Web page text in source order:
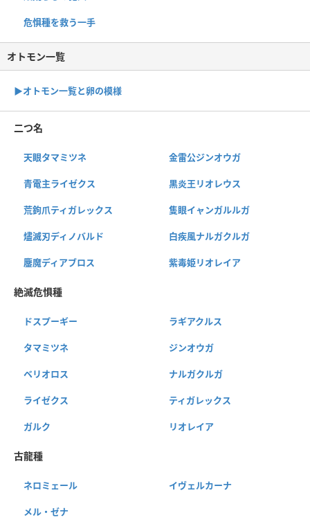
危惧種を救う一手
オトモン一覧
▶︎オトモン一覧と卵の模様
二つ名
天眼タマミツネ 金雷公ジンオウガ
青電主ライゼクス 黒炎王リオレウス
荒鉤爪ティガレックス 隻眼イャンガルルガ
燼滅刃ディノバルド 白疾風ナルガクルガ
鏖魔ディアブロス 紫毒姫リオレイア
絶滅危惧種
ドスプーギー ラギアクルス
タマミツネ ジンオウガ
ベリオロス ナルガクルガ
ライゼクス ティガレックス
ガルク リオレイア
古龍種
ネロミェール イヴェルカーナ
メル・ゼナ